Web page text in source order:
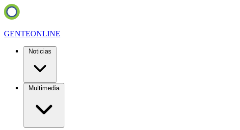
GENTEONLINE
Noticias
Multimedia